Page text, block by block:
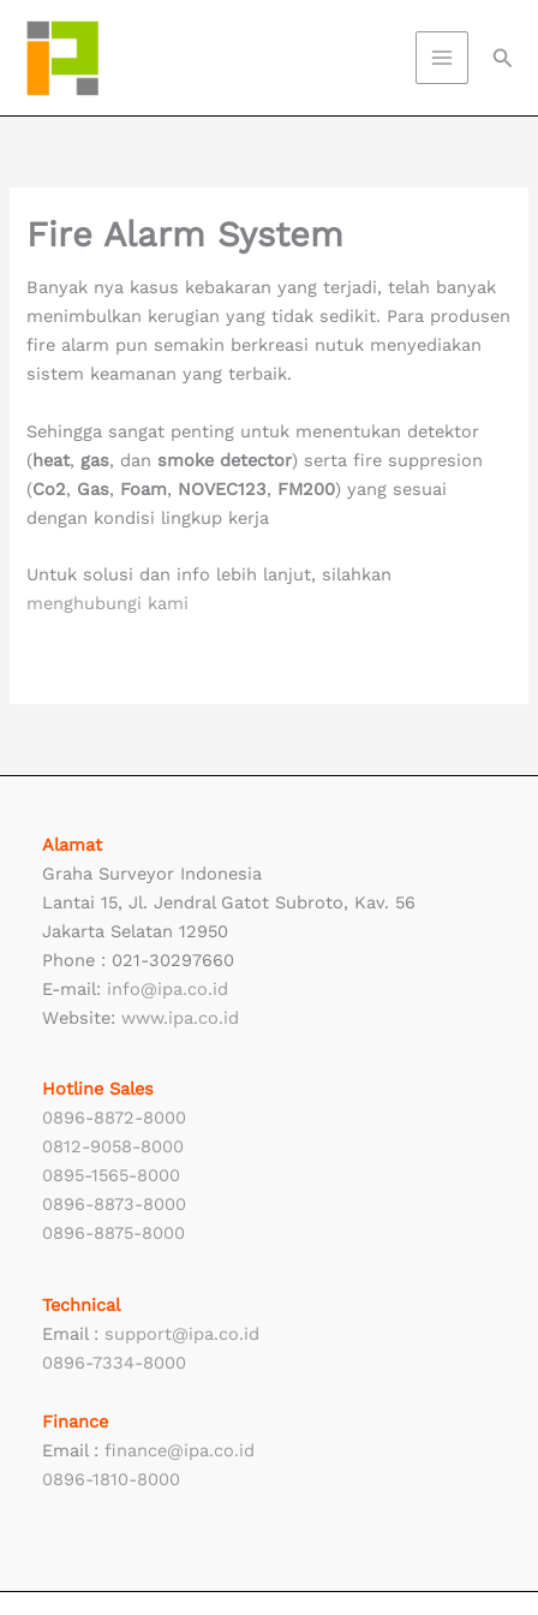
content
Fire Alarm System
Banyak nya kasus kebakaran yang terjadi, telah banyak
menimbulkan kerugian yang tidak sedikit. Para produsen
fire alarm pun semakin berkreasi nutuk menyediakan
sistem keamanan yang terbaik.
Sehingga sangat penting untuk menentukan detektor
(heat, gas, dan smoke detector) serta fire suppresion
(Co2, Gas, Foam, NOVEC123, FM200) yang sesuai
dengan kondisi lingkup kerja
Untuk solusi dan info lebih lanjut, silahkan
menghubungi kami
Alamat
Graha Surveyor Indonesia
Lantai 15, Jl. Jendral Gatot Subroto, Kav. 56
Jakarta Selatan 12950
Phone : 021-30297660
E-mail: info@ipa.co.id
Website: www.ipa.co.id
Hotline Sales
0896-8872-8000
0812-9058-8000
0895-1565-8000
0896-8873-8000
0896-8875-8000
Technical
Email : support@ipa.co.id
0896-7334-8000
Finance
Email : finance@ipa.co.id
0896-1810-8000